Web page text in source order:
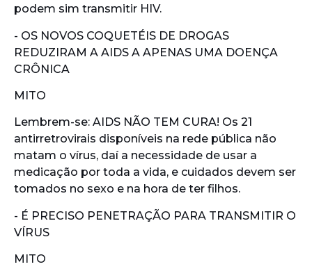
podem sim transmitir HIV.
- OS NOVOS COQUETÉIS DE DROGAS
REDUZIRAM A AIDS A APENAS UMA DOENÇA
CRÔNICA
MITO
Lembrem-se: AIDS NÃO TEM CURA! Os 21
antirretrovirais disponíveis na rede pública não
matam o vírus, daí a necessidade de usar a
medicação por toda a vida, e cuidados devem ser
tomados no sexo e na hora de ter filhos.
- É PRECISO PENETRAÇÃO PARA TRANSMITIR O
VÍRUS
MITO